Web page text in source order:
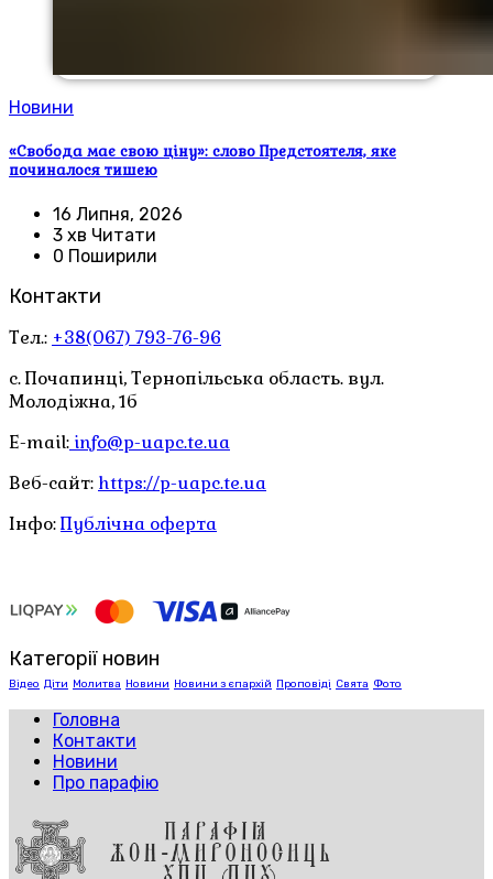
Новини
«Свобода має свою ціну»: слово Предстоятеля, яке
починалося тишею
16 Липня, 2026
3 хв Читати
0 Поширили
Контакти
Тел.: +38(067) 793-76-96
с. Почапинці, Тернопільська область. вул.
Молодіжна, 1б
E-mail: info@p-uapc.te.ua
Веб-сайт: https://p-uapc.te.ua
Інфо:Публічна оферта
Категорії новин
Відео Діти Молитва Новини Новини з єпархій Проповіді Свята Фото
Головна
Контакти
Новини
Про парафію